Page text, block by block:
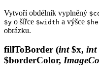
Vytvoří obdélník vyplněný
$y o šířce $width a výšce
obrázku.
fillToBorder (int$x, int
$borderColor,